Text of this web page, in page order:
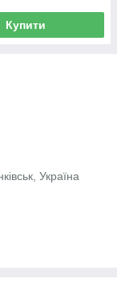
Купити
Україна